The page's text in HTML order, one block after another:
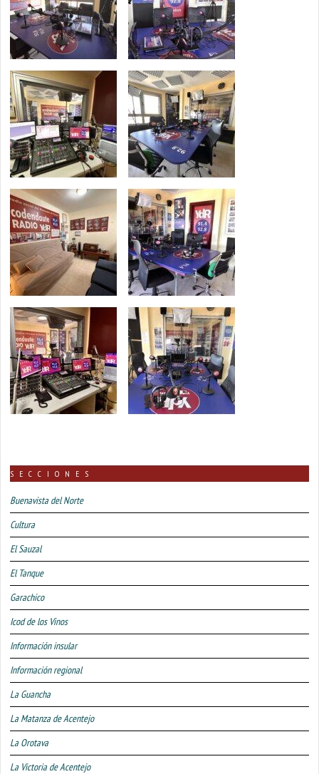
SECCIONES
Buenavista del Norte
Cultura
El Sauzal
El Tanque
Garachico
Icod de los Vinos
Información insular
Información regional
La Guancha
La Matanza de Acentejo
La Orotava
La Victoria de Acentejo